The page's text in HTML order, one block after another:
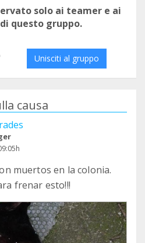
solo ai teamer e ai
questo gruppo.
Unisciti al gruppo
causa
muertos en la colonia.
frenar esto!!!